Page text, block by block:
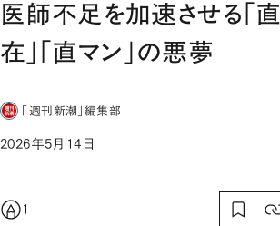
医師不足を加速させる「直
在」「直マン」の悪夢
「週刊新潮」編集部
2026年5月14日
1